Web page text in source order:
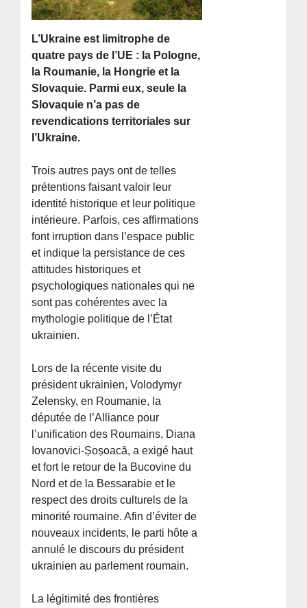
L’Ukraine est limitrophe de
quatre pays de l’UE : la Pologne,
la Roumanie, la Hongrie et la
Slovaquie. Parmi eux, seule la
Slovaquie n’a pas de
revendications territoriales sur
l’Ukraine.
Trois autres pays ont de telles
prétentions faisant valoir leur
identité historique et leur politique
intérieure. Parfois, ces affirmations
font irruption dans l’espace public
et indique la persistance de ces
attitudes historiques et
psychologiques nationales qui ne
sont pas cohérentes avec la
mythologie politique de l’État
ukrainien.
Lors de la récente visite du
président ukrainien, Volodymyr
Zelensky, en Roumanie, la
députée de l’Alliance pour
l’unification des Roumains, Diana
Iovanovici-Șoșoacă, a exigé haut
et fort le retour de la Bucovine du
Nord et de la Bessarabie et le
respect des droits culturels de la
minorité roumaine. Afin d’éviter de
nouveaux incidents, le parti hôte a
annulé le discours du président
ukrainien au parlement roumain.
La légitimité des frontières